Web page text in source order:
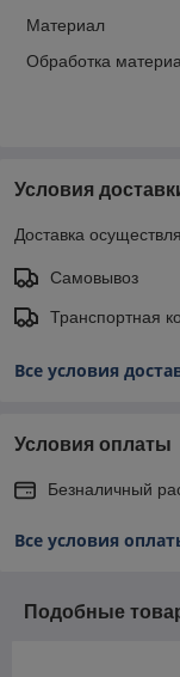
Материал
Обработка
Условия
Доставка
Самовывоз
Транспортная
Все условия
Условия оплаты
Безналичный
Все условия
Подобные